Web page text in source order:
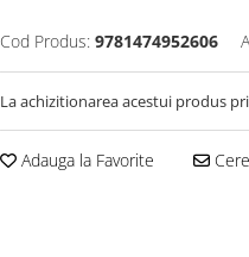
Cod Produs: 9781474952606
La achizitionarea acestui produs
Adauga la Favorite